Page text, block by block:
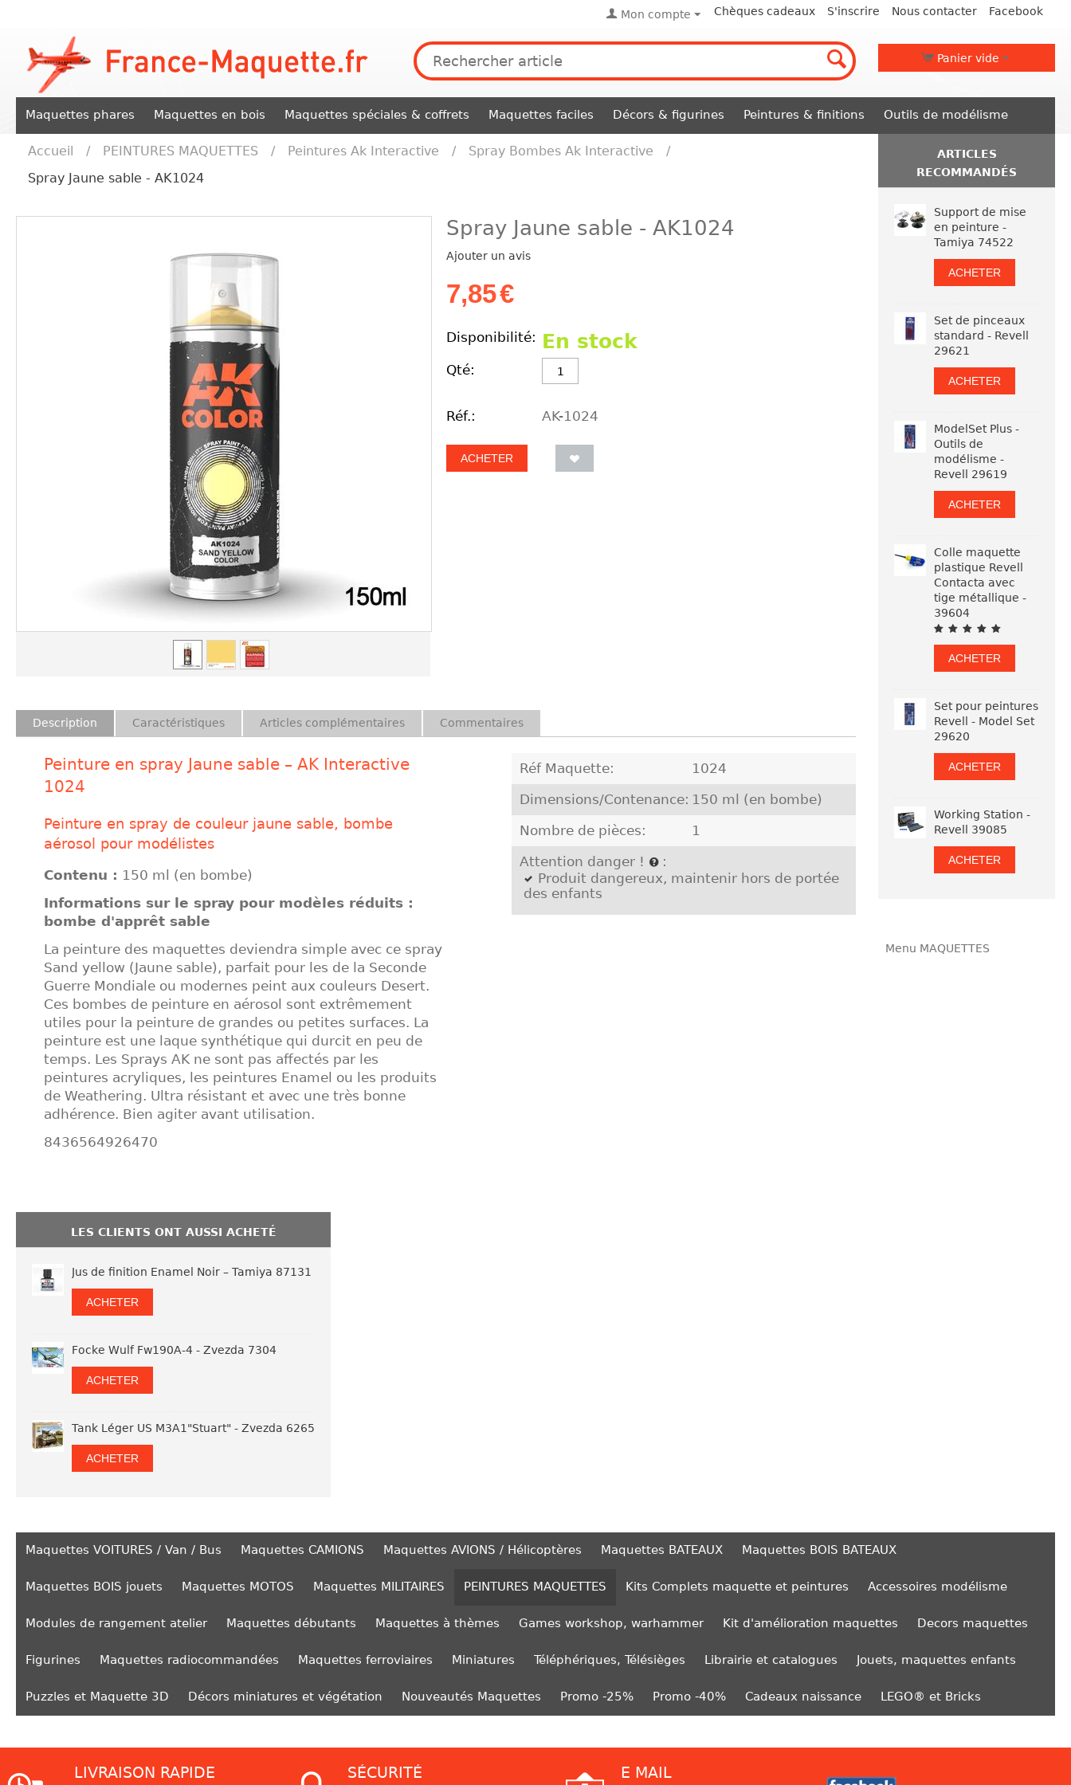
Chèques cadeaux S'inscrire Nous contacter Facebook
Mon compte
Panier vide
Maquettes phares Maquettes en bois Maquettes spéciales & coffrets Maquettes faciles Décors & figurines Peintures & finitions Outils de modélisme
Accueil / PEINTURES MAQUETTES / Peintures Ak Interactive / Spray Bombes Ak Interactive
/
Spray Jaune sable - AK1024
Spray Jaune sable - AK1024
Ajouter un avis
7,85€
Disponibilité: En stock
Qté:
Réf.: AK-1024
ACHETER
Description Caractéristiques Articles complémentaires Commentaires
Peinture en spray Jaune sable – AK Interactive
1024
Peinture en spray de couleur jaune sable, bombe
aérosol pour modélistes
Contenu : 150 ml (en bombe)
Informations sur le spray pour modèles réduits :
bombe d'apprêt sable
La peinture des maquettes deviendra simple avec ce spray
Sand yellow (Jaune sable), parfait pour les de la Seconde
Guerre Mondiale ou modernes peint aux couleurs Desert.
Ces bombes de peinture en aérosol sont extrêmement
utiles pour la peinture de grandes ou petites surfaces. La
peinture est une laque synthétique qui durcit en peu de
temps. Les Sprays AK ne sont pas affectés par les
peintures acryliques, les peintures Enamel ou les produits
de Weathering. Ultra résistant et avec une très bonne
adhérence. Bien agiter avant utilisation.
8436564926470
Réf Maquette: 1024
Dimensions/Contenance: 150 ml (en bombe)
Nombre de pièces: 1
Attention danger !
:
Produit dangereux, maintenir hors de portée
des enfants
LES CLIENTS ONT AUSSI ACHETÉ
Jus de finition Enamel Noir – Tamiya 87131
ACHETER
Focke Wulf Fw190A-4 - Zvezda 7304
ACHETER
Tank Léger US M3A1"Stuart" - Zvezda 6265
ACHETER
ARTICLES
RECOMMANDÉS
Support de mise
en peinture -
Tamiya 74522
ACHETER
Set de pinceaux
standard - Revell
29621
ACHETER
ModelSet Plus -
Outils de
modélisme -
Revell 29619
ACHETER
Colle maquette
plastique Revell
Contacta avec
tige métallique -
39604
ACHETER
Set pour peintures
Revell - Model Set
29620
ACHETER
Working Station -
Revell 39085
ACHETER
Menu MAQUETTES
Maquettes VOITURES / Van / Bus Maquettes CAMIONS Maquettes AVIONS / Hélicoptères Maquettes BATEAUX Maquettes BOIS BATEAUX
Maquettes BOIS jouets Maquettes MOTOS Maquettes MILITAIRES PEINTURES MAQUETTES Kits Complets maquette et peintures Accessoires modélisme
Modules de rangement atelier Maquettes débutants Maquettes à thèmes Games workshop, warhammer Kit d'amélioration maquettes Decors maquettes
Figurines Maquettes radiocommandées Maquettes ferroviaires Miniatures Téléphériques, Télésièges Librairie et catalogues Jouets, maquettes enfants
Puzzles et Maquette 3D Décors miniatures et végétation Nouveautés Maquettes Promo -25% Promo -40% Cadeaux naissance LEGO® et Bricks
LIVRAISON RAPIDE SÉCURITÉ E MAIL